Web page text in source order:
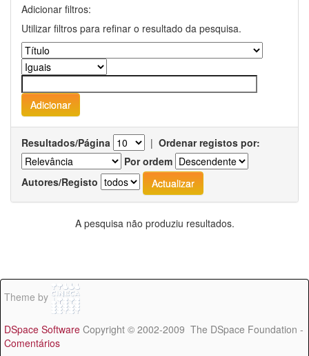
Adicionar filtros:
Utilizar filtros para refinar o resultado da pesquisa.
Resultados/Página | Ordenar registos por:
Por ordem
Autores/Registo
A pesquisa não produziu resultados.
Theme by
DSpace Software Copyright © 2002-2009 The DSpace Foundation -
Comentários